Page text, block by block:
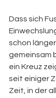
Dass sich
schon
gemeinsam
ein Kreuz
seit einiger
Zeit, in der